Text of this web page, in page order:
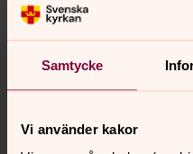
Samtycke
Vi använder kakor
Kvällsmässa
11 augusti 18.00